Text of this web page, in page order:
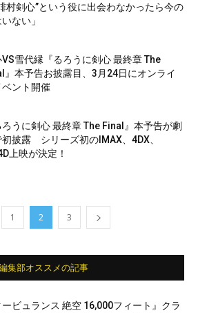
緋村剣心”という役に出会わなかったら今の
ない」
雪代縁『るろうに剣心 最終章 The
』本予告お披露目、3月24日にオンライ
ベント開催
ろうに剣心 最終章 The Final』本予告が劇
初披露 シリーズ初のIMAX、4DX、
上映が決定！
1 2 3
集部オススメの記事
ービュランス 絶空 16,000フィート』クラ